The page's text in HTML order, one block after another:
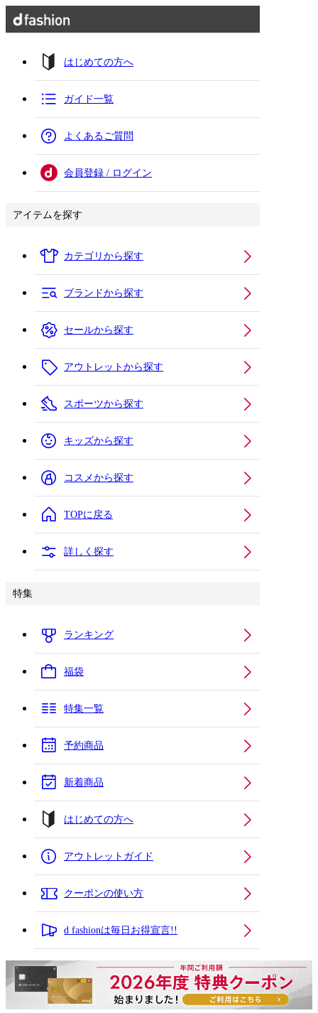
はじめての方へ
ガイド一覧
よくあるご質問
会員登録 / ログイン
アイテムを探す
カテゴリから探す
ブランドから探す
セールから探す
アウトレットから探す
スポーツから探す
キッズから探す
コスメから探す
TOPに戻る
詳しく探す
特集
ランキング
福袋
特集一覧
予約商品
新着商品
はじめての方へ
アウトレットガイド
クーポンの使い方
d fashionは毎日お得宣言!!